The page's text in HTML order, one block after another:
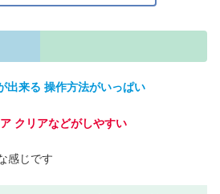
出来る 操作方法がいっぱい
クリアなどがしやすい
感じです